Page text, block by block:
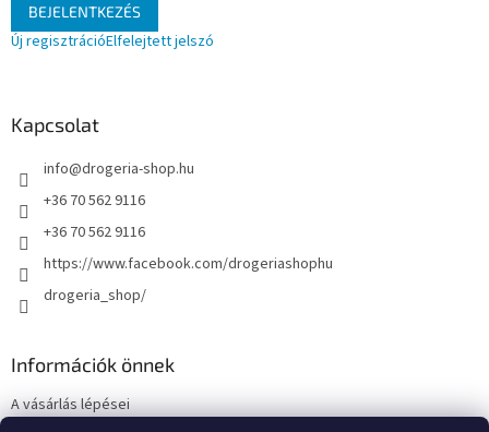
BEJELENTKEZÉS
Új regisztrációElfelejtett jelszó
Kapcsolat
info@drogeria-shop.hu
+36 70 562 9116
+36 70 562 9116
https://www.facebook.com/drogeriashophu
drogeria_shop/
Információk önnek
A vásárlás lépései